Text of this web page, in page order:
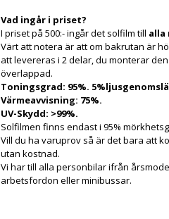
Vad ingår i priset?
I priset på 500:- ingår det solfilm till alla
Värt att notera är att om bakrutan är
att levereras i 2 delar, du monterar
överlappad.
Toningsgrad: 95%.
Värmeavvisning: 75%.
UV-Skydd: >99%.
Solfilmen finns endast i 95%
Vill du ha varuprov så är det bara att
utan kostnad.
Vi har till alla personbilar ifrån
arbetsfordon eller minibussar.